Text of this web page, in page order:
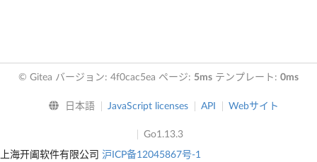
© Gitea バージョン: 4f0cac5ea ページ: 5ms テンプレート: 0ms
日本語 JavaScript licenses API Webサイト
Go1.13.3
上海开阖软件有限公司 沪ICP备12045867号-1